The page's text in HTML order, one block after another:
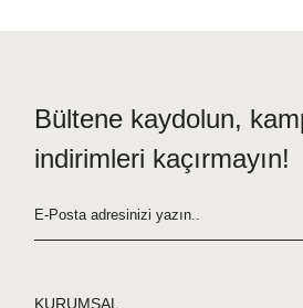
Bültene kaydolun,
indirimleri kaçırmayın!
KURUMSAL